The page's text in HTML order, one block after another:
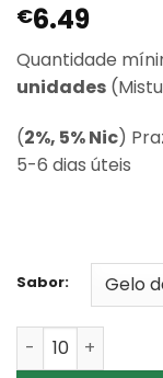
Classificado
com5em
em
1
classificação
de cliente
€6.49
Quantidade
unidades
(2%, 5% Nic)
5-6 dias úteis
Sabor:
Quantidade de